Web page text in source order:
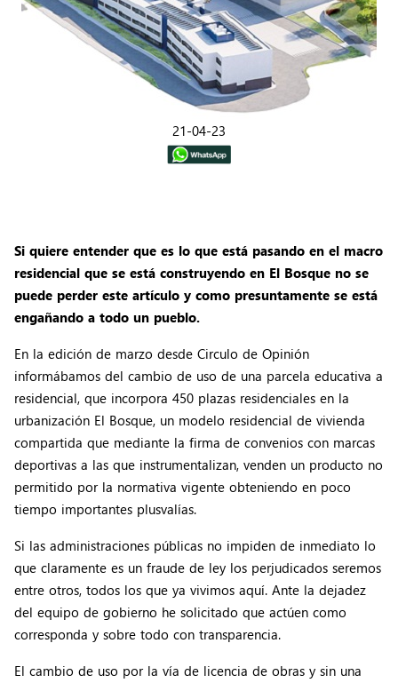
21-04-23
Si quiere entender que es lo que está pasando en el macro
residencial que se está construyendo en El Bosque no se
puede perder este artículo y como presuntamente se está
engañando a todo un pueblo.
En la edición de marzo desde Circulo de Opinión
informábamos del cambio de uso de una parcela educativa a
residencial, que incorpora 450 plazas residenciales en la
urbanización El Bosque, un modelo residencial de vivienda
compartida que mediante la firma de convenios con marcas
deportivas a las que instrumentalizan, venden un producto no
permitido por la normativa vigente obteniendo en poco
tiempo importantes plusvalías.
Si las administraciones públicas no impiden de inmediato lo
que claramente es un fraude de ley los perjudicados seremos
entre otros, todos los que ya vivimos aquí. Ante la dejadez
del equipo de gobierno he solicitado que actúen como
corresponda y sobre todo con transparencia.
El cambio de uso por la vía de licencia de obras y sin una